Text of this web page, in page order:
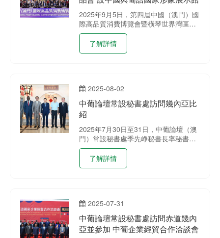
2025年9月5日，第四屆中國（澳門）國
際高品質消費博覽會暨橫琴世界灣區論
壇在澳門及橫琴舉行。中葡論壇常設秘
書處在高品會會場設立中國與葡語國家
形象展示館，秘書處成員出席高品會開
了解詳情
2025-08-02
中葡論壇常設秘書處訪問幾內亞比
紹
2025年7月30日至31日，中葡論壇（澳
門）常設秘書處季先峥秘書長率秘書處
代表團訪問幾內亞比紹。期間，代表團
拜會了中國駐幾內亞比紹大使楊仁火、
幾內亞比紹經濟計劃與區域一體化部部
了解詳情
2025-07-31
中葡論壇常設秘書處訪問赤道幾內
亞並參加 中葡企業經貿合作洽談會